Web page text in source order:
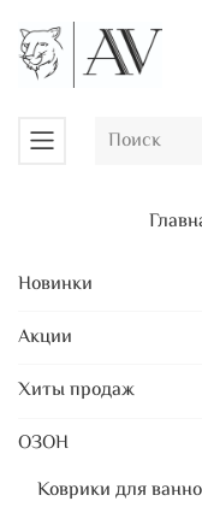
Новинки
Акции
Хиты продаж
ОЗОН
Коврики для